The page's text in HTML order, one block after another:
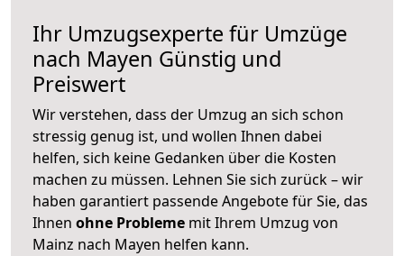
Ihr Umzugsexperte für Umzüge
nach Mayen Günstig und
Preiswert
Wir verstehen, dass der Umzug an sich schon
stressig genug ist, und wollen Ihnen dabei
helfen, sich keine Gedanken über die Kosten
machen zu müssen. Lehnen Sie sich zurück – wir
haben garantiert passende Angebote für Sie, das
Ihnen ohne Probleme mit Ihrem Umzug von
Mainz nach Mayen helfen kann.